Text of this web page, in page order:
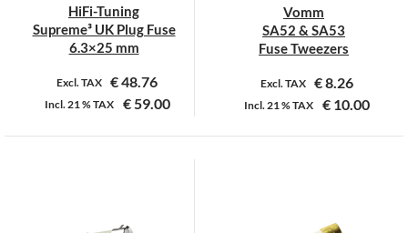
de
productpagina
de
productpagina
HiFi-Tuning
Supreme³ UK Plug Fuse
6.3×25 mm
Excl. TAX €48.76
Incl.21 %TAX €59.00
Vomm
SA52 & SA53
Fuse Tweezers
Excl. TAX €8.26
Incl.21 %TAX € 10.00
Dit
variaties.